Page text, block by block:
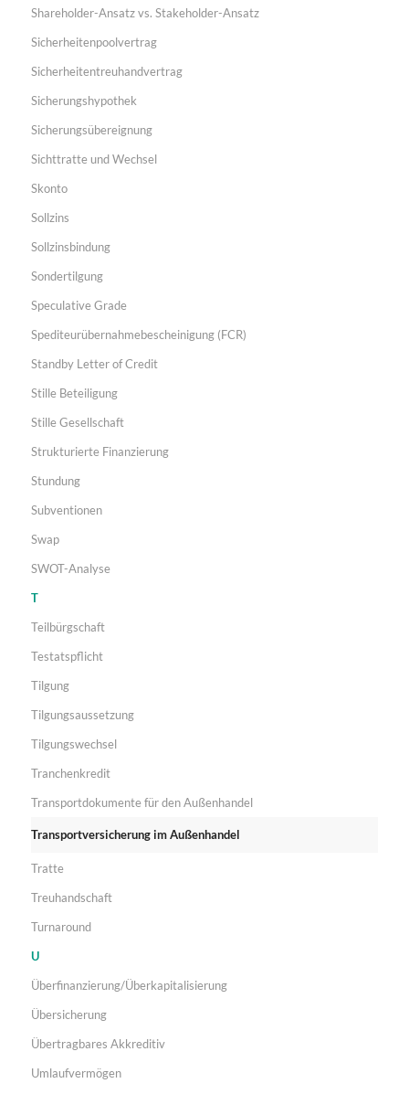
Shareholder-Ansatz vs. Stakeholder-Ansatz
Sicherheitenpoolvertrag
Sicherheitentreuhandvertrag
Sicherungshypothek
Sicherungsübereignung
Sichttratte und Wechsel
Skonto
Sollzins
Sollzinsbindung
Sondertilgung
Speculative Grade
Spediteurübernahmebescheinigung (FCR)
Standby Letter of Credit
Stille Beteiligung
Stille Gesellschaft
Strukturierte Finanzierung
Stundung
Subventionen
Swap
SWOT-Analyse
T
Teilbürgschaft
Testatspflicht
Tilgung
Tilgungsaussetzung
Tilgungswechsel
Tranchenkredit
Transportdokumente für den Außenhandel
Transportversicherung im Außenhandel
Tratte
Treuhandschaft
Turnaround
U
Überfinanzierung/Überkapitalisierung
Übersicherung
Übertragbares Akkreditiv
Umlaufvermögen